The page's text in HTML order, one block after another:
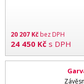
20 207 Kčbez DPH
24 450 Kč s DPH